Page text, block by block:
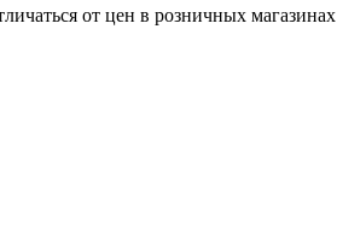
от цен в розничных магазинах